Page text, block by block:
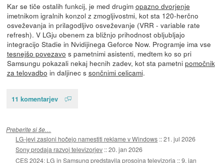
Kar se tiče ostalih funkcij, je med drugim opazno dvorjenje
imetnikom igralnih konzol z zmogljivostmi, kot sta 120-herčno
osveževanja in prilagodljivo osveževanje (VRR - variable rate
refresh). V LGju obenem za bližnjo prihodnost obljubljajo
integracijo Stadie in Nvidijinega Geforce Now. Programje ima vse
tesnejšo povezavo s pametnimi asistenti, medtem ko so pri
Samsungu pokazali nekaj hecnih zadev, kot sta pametni pomočnik
za telovadbo in daljinec s sončnimi celicami.
11 komentarjev
Preberite si še…
LG-jevi zasloni hočejo namestiti reklame v Windows ::21. jul 2026
Sony prodaja razvoj televizorjev ::20. jan 2026
CES 2024: LG in Samsung predstavila prosojna televizorja ::9. jan